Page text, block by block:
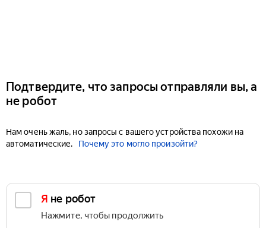
Подтвердите, что запросы отправляли вы, а
не робот
Нам очень жаль, но запросы с вашего устройства похожи на
автоматические.
Почему это могло произойти?
Я не робот
Нажмите, чтобы продолжить